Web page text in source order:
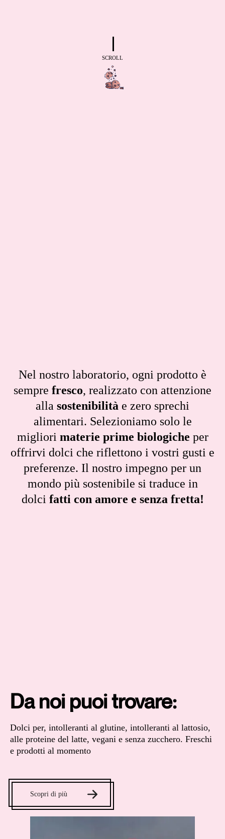
SCROLL
Nel nostro laboratorio, ogni prodotto è
sempre fresco, realizzato con attenzione
alla sostenibilità e zero sprechi
alimentari. Selezioniamo solo le
migliori materie prime biologiche per
offrirvi dolci che riflettono i vostri gusti e
preferenze. Il nostro impegno per un
mondo più sostenibile si traduce in
dolci fatti con amore e senza fretta!
Da noi puoi trovare:
Dolci per, intolleranti al glutine, intolleranti al lattosio,
alle proteine del latte, vegani e senza zucchero. Freschi
e prodotti al momento
Scopri di più